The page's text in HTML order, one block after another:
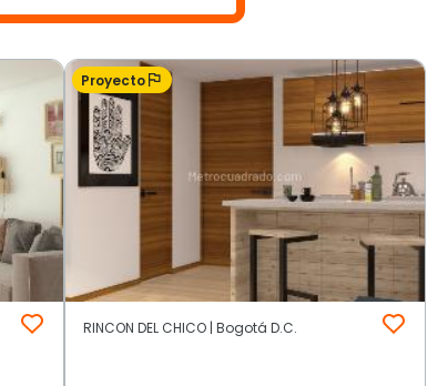
Proyecto
RINCON DEL CHICO | Bogotá D.C.